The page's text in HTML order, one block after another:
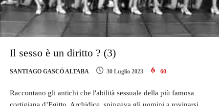
Il sesso è un diritto ? (3)
SANTIAGO GASCÓ ALTABA 30 Luglio 2023 60
Raccontano gli antichi che l'abilità sessuale della più famosa